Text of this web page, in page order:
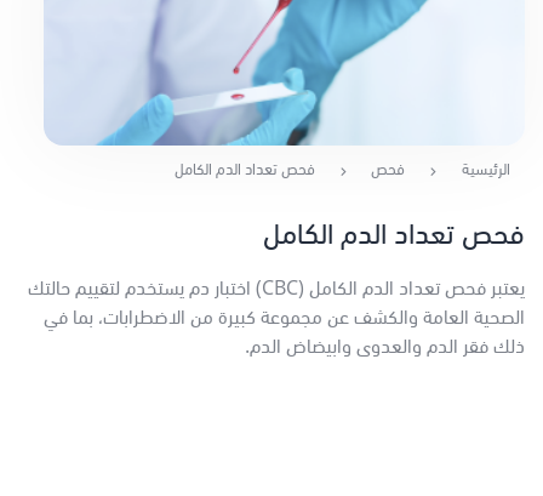
الرئيسية فحص فحص تعداد الدم الكامل
فحص تعداد الدم الكامل
يعتبر فحص تعداد الدم الكامل (CBC) اختبار دم يستخدم لتقييم حالتك
الصحية العامة والكشف عن مجموعة كبيرة من الاضطرابات، بما في
ذلك فقر الدم والعدوى وابيضاض الدم.